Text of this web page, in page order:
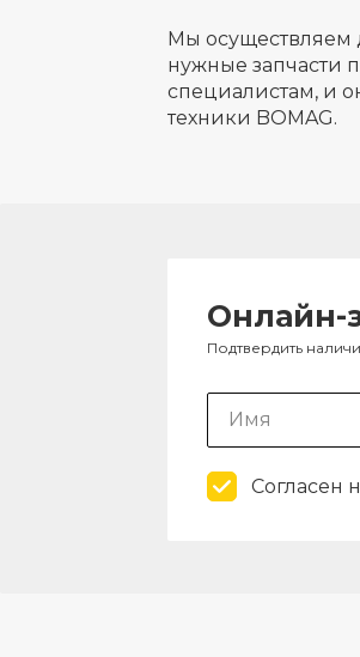
Мы осуществляем
нужные запчасти
специалистам, и
техники BOMAG.
Онлайн-
Подтвердить
Согласен